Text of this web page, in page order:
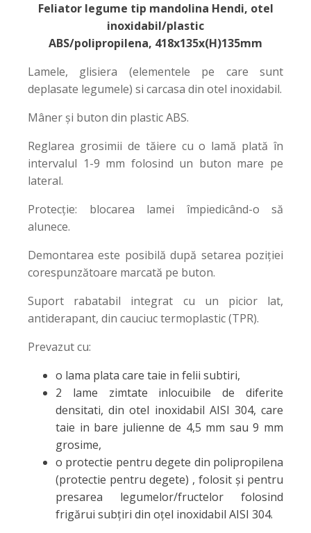
Feliator legume tip mandolina Hendi, otel
inoxidabil/plastic
ABS/polipropilena, 418x135x(H)135mm
Lamele, glisiera (elementele pe care sunt
deplasate legumele) si carcasa din otel inoxidabil.
Mâner și buton din plastic ABS.
Reglarea grosimii de tăiere cu o lamă plată în
intervalul 1-9 mm folosind un buton mare pe
lateral.
Protecție: blocarea lamei împiedicând-o să
alunece.
Demontarea este posibilă după setarea poziției
corespunzătoare marcată pe buton.
Suport rabatabil integrat cu un picior lat,
antiderapant, din cauciuc termoplastic (TPR).
Prevazut cu:
o lama plata care taie in felii subtiri,
2 lame zimtate inlocuibile de diferite
densitati, din otel inoxidabil AISI 304, care
taie in bare julienne de 4,5 mm sau 9 mm
grosime,
o protectie pentru degete din polipropilena
(protectie pentru degete) , folosit și pentru
presarea legumelor/fructelor folosind
frigărui subțiri din oțel inoxidabil AISI 304.